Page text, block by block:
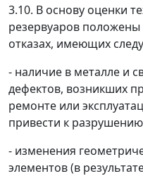
3.10. В основу оценки
резервуаров
отказах, имеющих
- наличие в металле и
дефектов, возникших
ремонте или
привести к
- изменения
элементов (в